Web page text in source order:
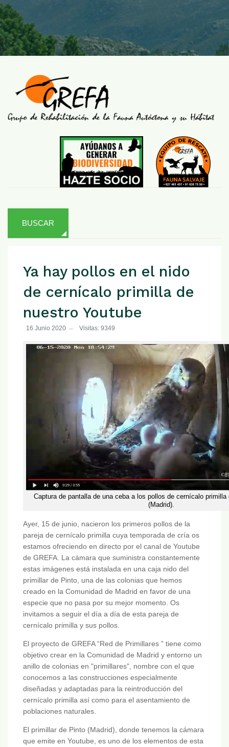
BUSCAR
Ya hay pollos en el nido
de cernícalo primilla de
nuestro Youtube
16 Junio 2020 Visitas: 9349
Captura de pantalla de una ceba a los pollos de cernícalo primilla
(Madrid).
Ayer, 15 de junio, nacieron los primeros pollos de la
pareja de cernícalo primilla cuya temporada de cría os
estamos ofreciendo en directo por el canal de Youtube
de GREFA. La cámara que suministra constantemente
estas imágenes está instalada en una caja nido del
primillar de Pinto, una de las colonias que hemos
creado en la Comunidad de Madrid en favor de una
especie que no pasa por su mejor momento. Os
invitamos a seguir el día a día de esta pareja de
cernícalo primilla y sus pollos.
El proyecto de GREFA “Red de Primillares ” tiene como
objetivo crear en la Comunidad de Madrid y entorno un
anillo de colonias en "primillares", nombre con el que
conocemos a las construcciones especialmente
diseñadas y adaptadas para la reintroducción del
cernícalo primilla así como para el asentamiento de
poblaciones naturales.
El primillar de Pinto (Madrid), donde tenemos la cámara
que emite en Youtube, es uno de los elementos de esta